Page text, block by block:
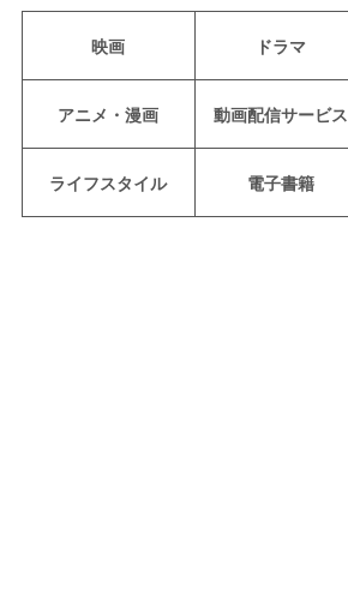
映画 ドラマ
アニメ・漫画 動画配信サービス
ライフスタイル 電子書籍